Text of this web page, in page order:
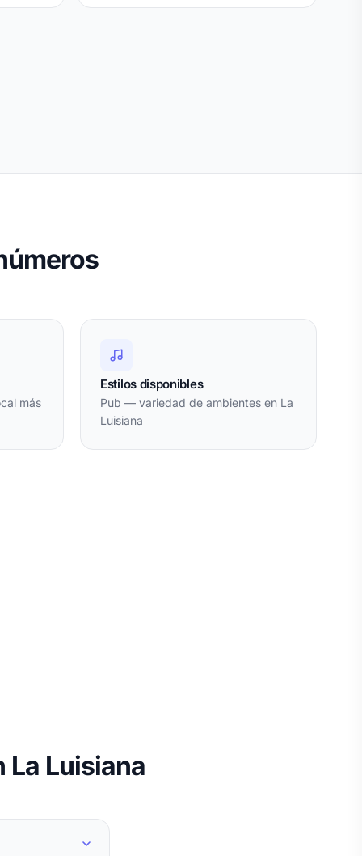
más
Estilos disponibles
Pub — variedad de ambientes en La
Luisiana
La Luisiana